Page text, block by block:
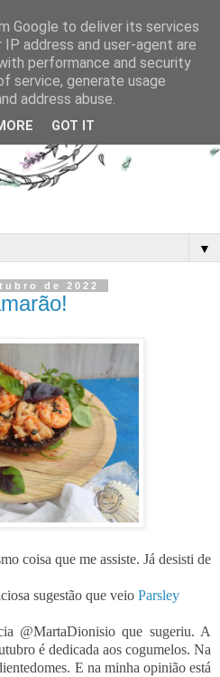
▼
de 2022
coisa que me assiste. Já desisti de
sugestão que veio Parsley
@MartaDionisio que sugeriu. A
é dedicada aos cogumelos. Na
E na minha opinião está
Google to deliver its services
address and user-agent are
performance and security
service, generate usage
address abuse.
GOT IT